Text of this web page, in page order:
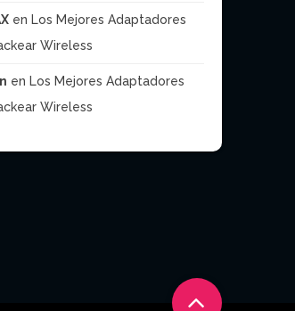
en Los Mejores Adaptadores
Wireless
en Los Mejores Adaptadores
Wireless